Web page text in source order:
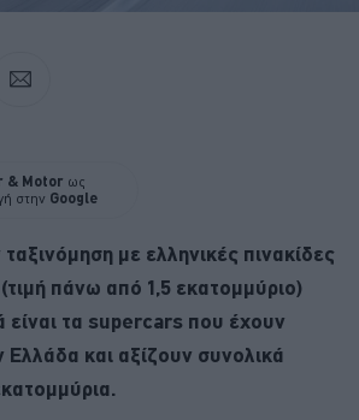
& Motor ως
στην Google
με ελληνικές πινακίδες
πάνω από 1,5 εκατομμύριο)
είναι τα supercars που έχουν
Ελλάδα και αξίζουν συνολικά